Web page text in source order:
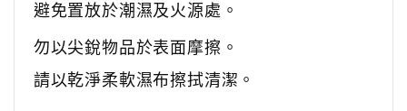
避免置放於潮濕及火源處。
勿以尖銳物品於表面摩擦。
請以乾淨柔軟濕布擦拭清潔。